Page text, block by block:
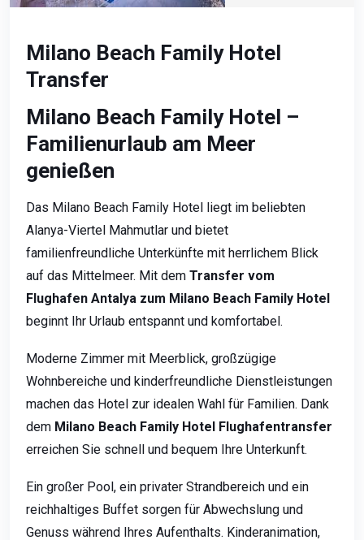
Milano Beach Family Hotel
Transfer
Milano Beach Family Hotel –
Familienurlaub am Meer
genießen
Das Milano Beach Family Hotel liegt im beliebten
Alanya-Viertel Mahmutlar und bietet
familienfreundliche Unterkünfte mit herrlichem Blick
auf das Mittelmeer. Mit dem Transfer vom
Flughafen Antalya zum Milano Beach Family Hotel
beginnt Ihr Urlaub entspannt und komfortabel.
Moderne Zimmer mit Meerblick, großzügige
Wohnbereiche und kinderfreundliche Dienstleistungen
machen das Hotel zur idealen Wahl für Familien. Dank
dem Milano Beach Family Hotel Flughafentransfer
erreichen Sie schnell und bequem Ihre Unterkunft.
Ein großer Pool, ein privater Strandbereich und ein
reichhaltiges Buffet sorgen für Abwechslung und
Genuss während Ihres Aufenthalts. Kinderanimation,